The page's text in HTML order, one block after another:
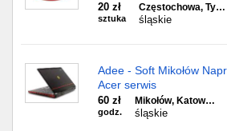
20 zł
sztuka
Częstochowa, Ty…
śląskie
Adee - Soft Mikołów
Acer serwis
60 zł
godz.
Mikołów, Katow…
śląskie